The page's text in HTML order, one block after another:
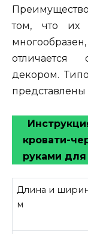
том, что их
декором.
представлены
кровати-
руками для
Длина и
м